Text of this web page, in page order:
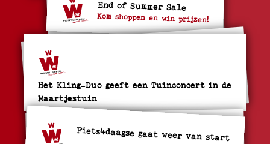
End of Summer Sale
Kom shoppen en win prijzen!
Het Kling-Duo geeft een Tuinconcert in de
Maartjestuin
Fiets4daagse gaat weer van start